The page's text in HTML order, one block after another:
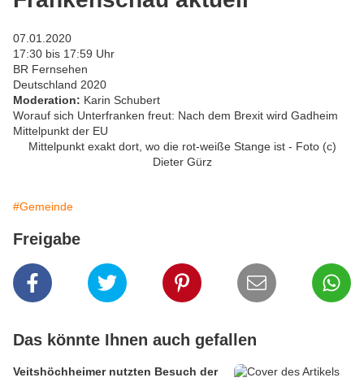
07.01.2020
17:30 bis 17:59 Uhr
BR Fernsehen
Deutschland 2020
Moderation: Karin Schubert
Worauf sich Unterfranken freut: Nach dem Brexit wird Gadheim
Mittelpunkt der EU
Mittelpunkt exakt dort, wo die rot-weiße Stange ist - Foto (c)
Dieter Gürz
#Gemeinde
Freigabe
Das könnte Ihnen auch gefallen
Veitshöchheimer nutzten Besuch der